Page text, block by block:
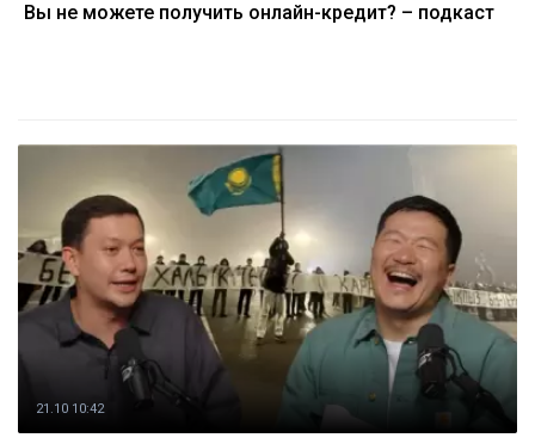
Вы не можете получить онлайн-кредит? – подкаст
21.10 10:42